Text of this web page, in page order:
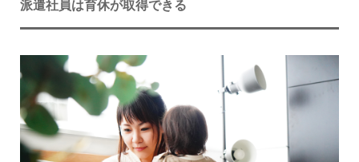
派遣社員は育休が取得できる